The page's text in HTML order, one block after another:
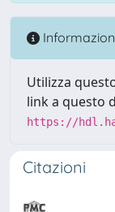
Utilizza
link a questo
https://
Citazioni